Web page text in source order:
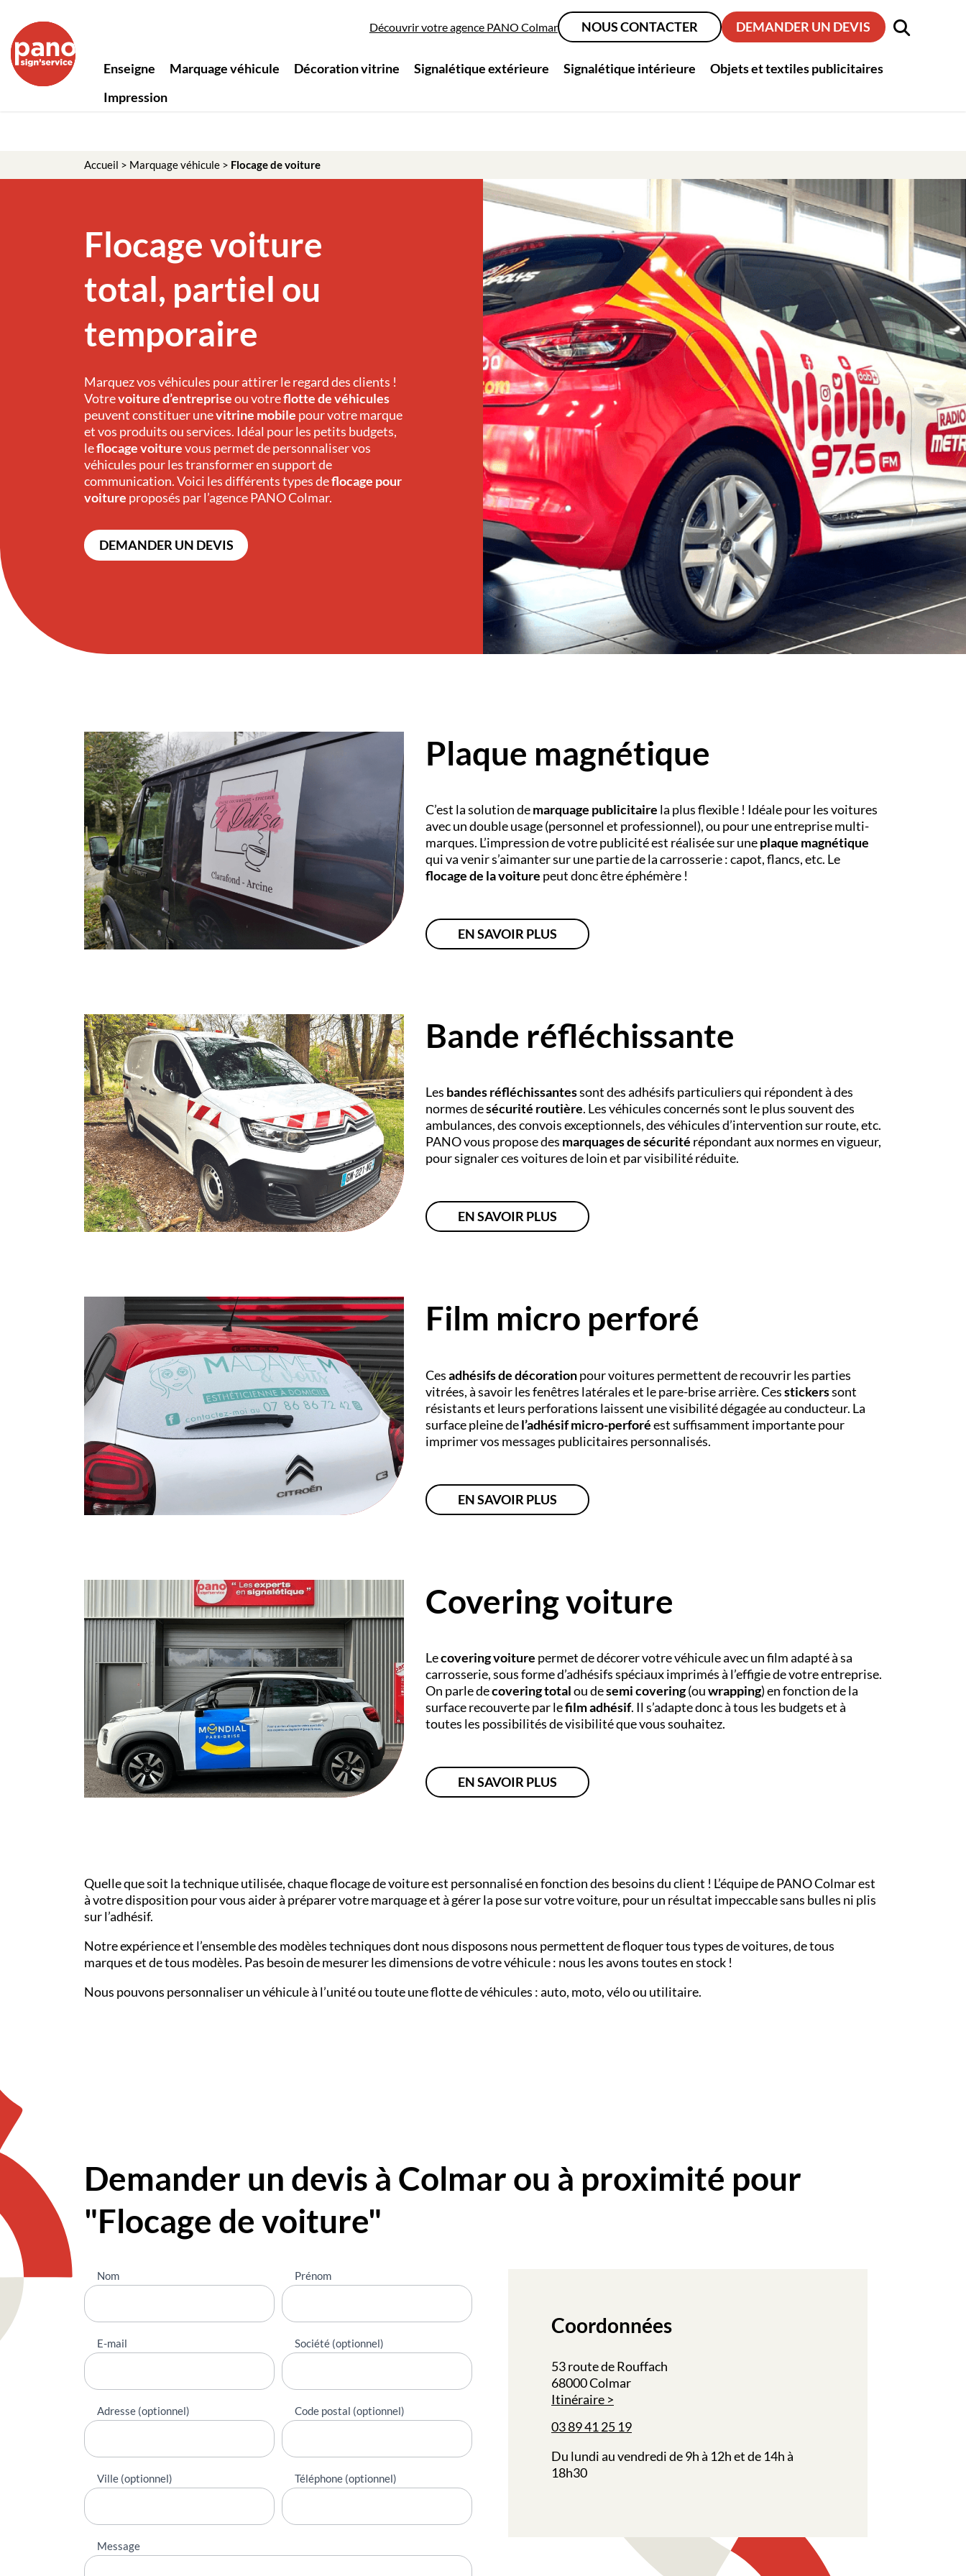
Enseigne Marquage véhicule Décoration vitrine Signalétique extérieure Signalétique intérieure
Objets et textiles publicitaires
Impression
Découvrir votre agence PANO Colmar NOUS CONTACTER DEMANDER UN DEVIS
Accueil > Marquage véhicule > Flocage de voiture
Flocage voiture
total, partiel ou
temporaire
Marquez vos véhicules pour attirer le regard des clients !
Votrevoiture d’entrepriseou votreflotte de véhicules
peuvent constituer unevitrine mobile pour votre marque
et vos produits ou services. Idéal pour les petits budgets,
leflocage voiturevous permet de personnaliser vos
véhicules pour les transformer en support de
communication. Voici les différents types deflocage pour
voiture proposés par l’agence PANOColmar.
DEMANDER UN DEVIS
Plaque magnétique
C’est la solution demarquage publicitaire la plus flexible ! Idéale pour les voitures
avec un double usage (personnel et professionnel), ou pour une entreprise multi-
marques. L’impression de votre publicité est réalisée sur uneplaque magnétique
qui va venir s’aimanter sur une partie de la carrosserie : capot, flancs, etc. Le
flocage de la voiture peut donc être éphémère !
EN SAVOIR PLUS
Bande réfléchissante
Les bandes réfléchissantessont des adhésifs particuliers qui répondent à des
normes desécurité routière. Les véhicules concernés sont le plus souvent des
ambulances, des convois exceptionnels, des véhicules d’intervention sur route, etc.
PANOvous propose des marquages de sécurité répondant aux normes en vigueur,
pour signaler ces voitures de loin et par visibilité réduite.
EN SAVOIR PLUS
Film micro perforé
Cesadhésifs de décorationpour voitures permettent de recouvrir les parties
vitrées, à savoir les fenêtres latérales et le pare-brise arrière. Cesstickerssont
résistants et leurs perforations laissent une visibilité dégagée au conducteur. La
surface pleine del’adhésif micro-perforéest suffisamment importante pour
imprimer vos messages publicitaires personnalisés.
EN SAVOIR PLUS
Covering voiture
Lecovering voiture permet de décorer votre véhicule avec un film adapté à sa
carrosserie, sous forme d’adhésifs spéciaux imprimés à l’effigie de votre entreprise.
On parle decovering totalou desemi covering(ouwrapping) en fonction de la
surface recouverte par lefilm adhésif. Il s’adapte donc à tous les budgets et à
toutes les possibilités de visibilité que vous souhaitez.
EN SAVOIR PLUS
Quelle que soit la technique utilisée, chaque flocage de voiture est personnalisé en fonction des besoins du client ! L’équipe de PANOColmarest
à votre disposition pour vous aider à préparer votre marquage et à gérer la pose sur votre voiture, pour un résultat impeccable sans bulles ni plis
sur l’adhésif.
Notre expérience et l’ensemble des modèles techniques dont nous disposons nous permettent de floquer tous types de voitures, de tous
marques et de tous modèles. Pas besoin de mesurer les dimensions de votre véhicule : nous les avons toutes en stock !
Nous pouvons personnaliser un véhicule à l’unité ou toute une flotte de véhicules : auto, moto, vélo ou utilitaire.
Demander un devis à Colmar ou à proximité pour
"Flocage de voiture"
Nous
contacter
Nom Prénom
E-mail Société (optionnel)
Adresse (optionnel) Code postal (optionnel)
Ville (optionnel) Téléphone (optionnel)
Message
Coordonnées
53 route de Rouffach
68000 Colmar
Itinéraire
03 89 41 25 19
Du lundi au vendredi de 9h à 12h et de 14h à
18h30